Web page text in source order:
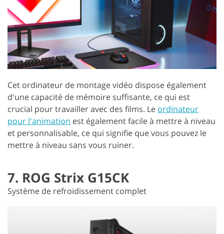
Cet ordinateur de montage vidéo dispose également
d'une capacité de mémoire suffisante, ce qui est
crucial pour travailler avec des films. Le ordinateur
pour l'animation est également facile à mettre à niveau
et personnalisable, ce qui signifie que vous pouvez le
mettre à niveau sans vous ruiner.
7. ROG Strix G15CK
Système de refroidissement complet